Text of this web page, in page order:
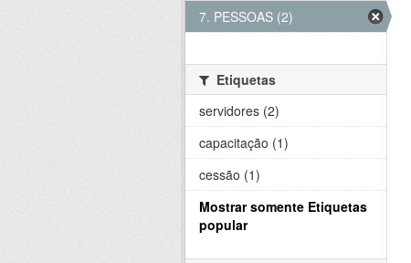
7. PESSOAS (2)
Etiquetas
servidores (2)
capacitação (1)
cessão (1)
Mostrar somente Etiquetas
popular